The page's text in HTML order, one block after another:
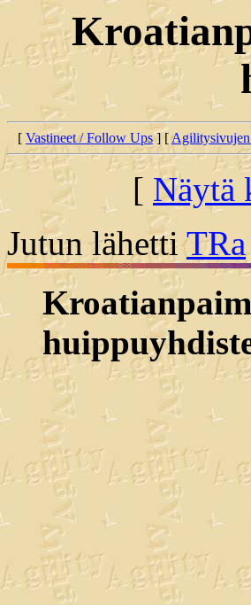
[ Vastineet / Follow Ups] [Agilitysivujen
[ Näytä
Jutun lähettiTRa